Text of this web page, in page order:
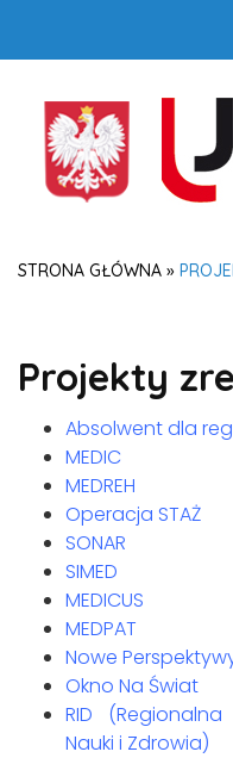
STRONA GŁÓWNA »
Projekty
Absolwent dla
MEDIC
MEDREH
Operacja STAŻ
SONAR
SIMED
MEDICUS
MEDPAT
Nowe
Okno Na Świat
RID
Nauki i Zdrowia)